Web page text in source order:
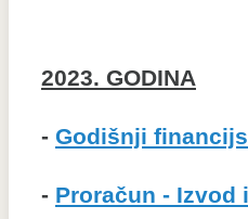
2023. GODINA
- Godišnji
- Proračun - Izvod